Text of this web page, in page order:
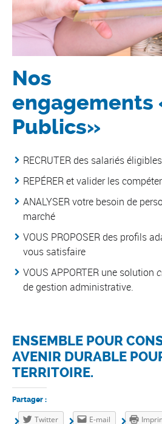
Nos
engagements
Publics»
RECRUTER des salariés
REPÉRER et valider les
ANALYSER votre besoin de
marché
VOUS PROPOSER des profils
vous satisfaire
VOUS APPORTER une solution
de gestion administrative.
ENSEMBLE POUR
AVENIR DURABLE
TERRITOIRE.
Partager :
Twitter E-mail